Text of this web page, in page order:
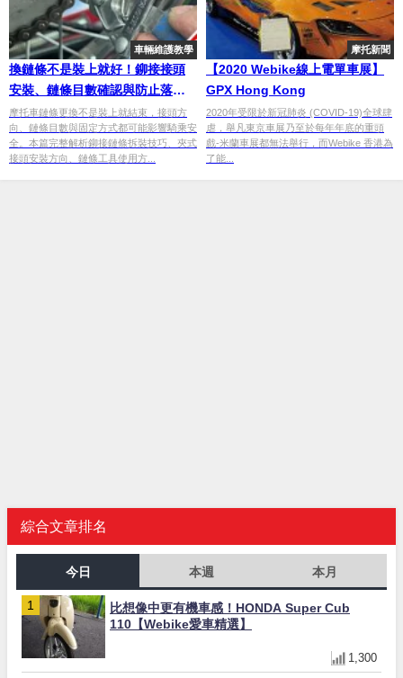
車輛維護教學
換鏈條不是裝上就好！鉚接接頭
安裝、鏈條目數確認與防止落鏈
技巧一次搞懂
摩托車鏈條更換不是裝上就結束，接頭方
向、鏈條目數與固定方式都可能影響騎乘安
全。本篇完整解析鉚接鏈條拆裝技巧、夾式
接頭安裝方向、鏈條工具使用方...
摩托新聞
【2020 Webike線上電單車展】
GPX Hong Kong
2020年受限於新冠肺炎 (COVID-19)全球肆
虐，舉凡東京車展乃至於每年年底的重頭
戲-米蘭車展都無法舉行，而Webike 香港為
了能...
綜合文章排名
今日 本週 本月
比想像中更有機車感！HONDA Super Cub
110【Webike愛車精選】
1,300